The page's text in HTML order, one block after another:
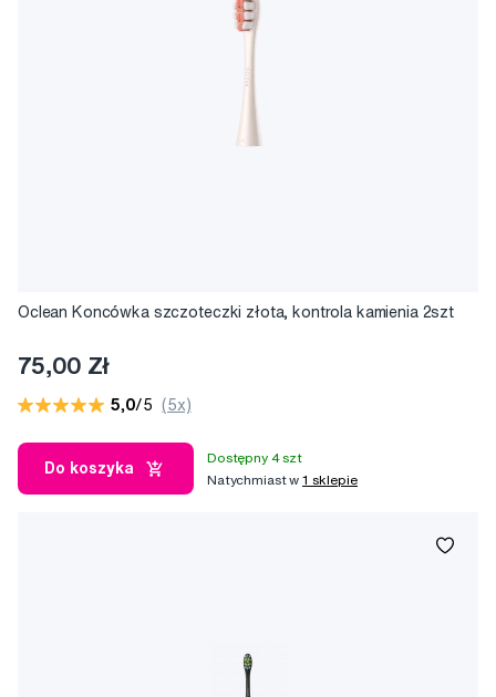
Oclean Koncówka szczoteczki złota, kontrola kamienia 2szt
75,00 Zł
5,0/5 (5x)
Do koszyka
Dostępny 4 szt
Natychmiast w1 sklepie